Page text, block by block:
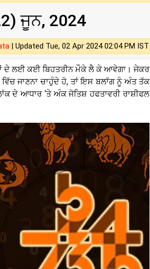
ਜੂਨ, 2024
| Updated Tue, 02 Apr 2024 02:04 PM IST
ਦੇ ਲਈ ਕਈ ਬਿਹਤਰੀਨ ਮੌਕੇ ਲੈ ਕੇ ਆਵੇਗਾ। ਜੇਕਰ
ਜਾਣਨਾ ਚਾਹੁੰਦੇ ਹੋ, ਤਾਂ ਇਸ ਬਲਾੱਗ ਨੂੰ ਅੰਤ ਤੱਕ
ਦੇ ਆਧਾਰ ‘ਤੇ ਅੰਕ ਜੋਤਿਸ਼ ਹਫਤਾਵਰੀ ਰਾਸ਼ੀਫਲ